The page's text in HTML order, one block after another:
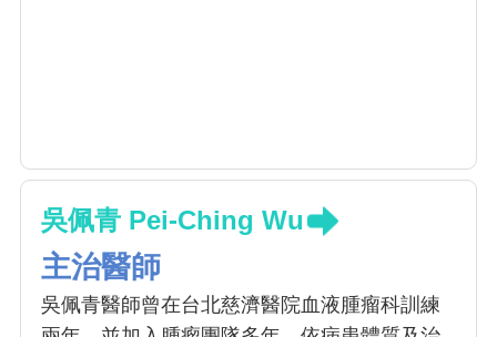
吳佩青 Pei-Ching Wu
主治醫師
吳佩青醫師曾在台北慈濟醫院血液腫瘤科訓練